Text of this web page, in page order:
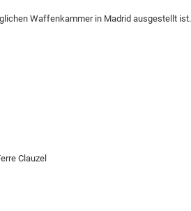
Waffenkammer in Madrid ausgestellt ist.
Clauzel